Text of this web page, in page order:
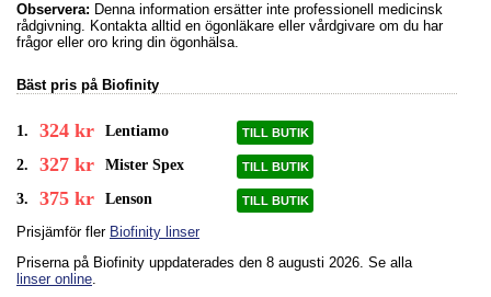
Observera: Denna information ersätter inte professionell medicinsk
rådgivning. Kontakta alltid en ögonläkare eller vårdgivare om du har
frågor eller oro kring din ögonhälsa.
Bäst pris på Biofinity
1. 324 kr Lentiamo TILL BUTIK
2. 327 kr Mister Spex TILL BUTIK
3. 375 kr Lenson TILL BUTIK
Prisjämför fler Biofinity linser
Priserna på Biofinity uppdaterades den 8 augusti 2026 . Se alla
linser online